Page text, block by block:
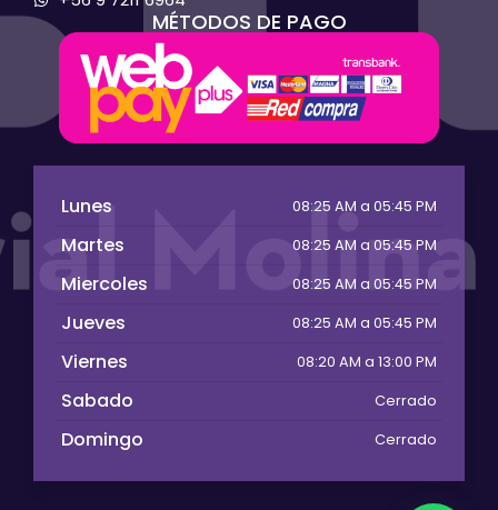
MÉTODOS DE PAGO
Lunes 08:25 AM a 05:45 PM
Martes 08:25 AM a 05:45 PM
Miercoles 08:25 AM a 05:45 PM
Jueves 08:25 AM a 05:45 PM
Viernes 08:20 AM a 13:00 PM
Sabado Cerrado
Domingo Cerrado